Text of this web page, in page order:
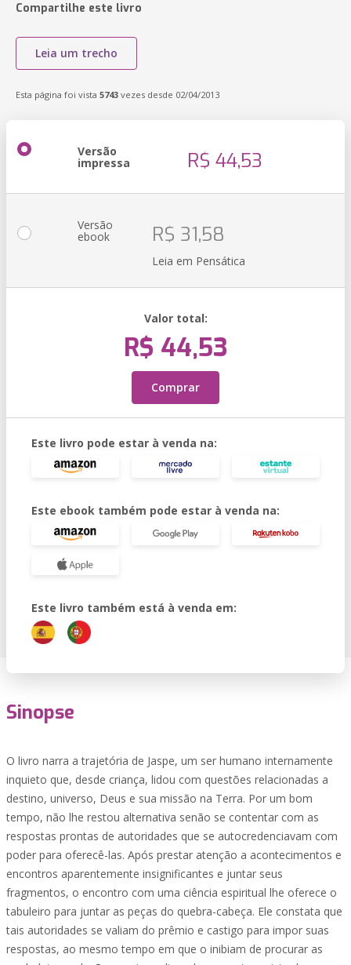
Compartilhe este livro
Leia um trecho
Esta página foi vista 5743 vezes desde 02/04/2013
Versão
impressa R$ 44,53
Versão
ebook R$ 31,58
Leia em Pensática
Valor total:
R$ 44,53
Comprar
Este livro pode estar à venda na:
Este ebook também pode estar à venda na:
Este livro também está à venda em:
Sinopse
O livro narra a trajetória de Jaspe, um ser humano internamente
inquieto que, desde criança, lidou com questões relacionadas a
destino, universo, Deus e sua missão na Terra. Por um bom
tempo, não lhe restou alternativa senão se contentar com as
respostas prontas de autoridades que se autocredenciavam com
poder para oferecê-las. Após prestar atenção a acontecimentos e
encontros aparentemente insignificantes e juntar seus
fragmentos, o encontro com uma ciência espiritual lhe oferece o
tabuleiro para juntar as peças do quebra-cabeça. Ele constata que
tais autoridades se valiam do prêmio e castigo para impor suas
respostas, ao mesmo tempo em que o inibiam de procurar as